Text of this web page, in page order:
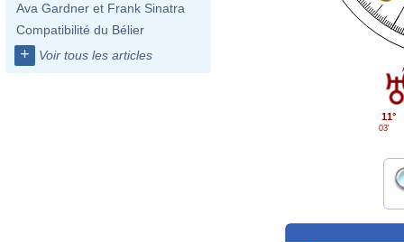
Ava Gardner et Frank Sinatra
Compatibilité du Bélier
+ Voir tous les articles
11°
03'